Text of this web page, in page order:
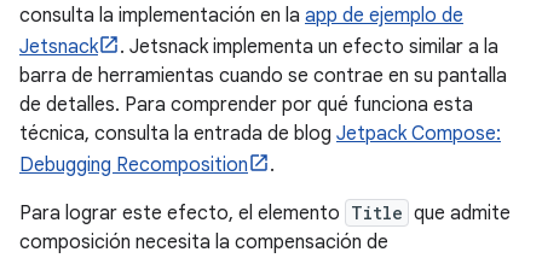
consulta la implementación en la app de ejemplo de
Jetsnack
. Jetsnack implementa un efecto similar a la
barra de herramientas cuando se contrae en su pantalla
de detalles. Para comprender por qué funciona esta
técnica, consulta la entrada de blog Jetpack Compose:
Debugging Recomposition
.
Para lograr este efecto, el elemento Title que admite
composición necesita la compensación de